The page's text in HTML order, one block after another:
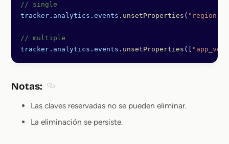
// single
tracker . analytics . events . unsetProperties ( "region"
// multiple
tracker . analytics . events . unsetProperties ([
Notas:
Las claves reservadas no se pueden eliminar.
La eliminación se persiste.